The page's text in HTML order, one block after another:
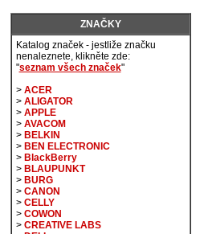
ZNAČKY
Katalog značek - jestliže značku
nenaleznete, klikněte zde:
"seznam všech značek"
> ACER
> ALIGATOR
> APPLE
> AVACOM
> BELKIN
> BEN ELECTRONIC
> BlackBerry
> BLAUPUNKT
> BURG
> CANON
> CELLY
> COWON
> CREATIVE LABS